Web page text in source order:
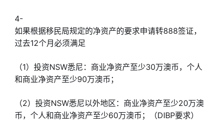
4-
如果根据移民局规定的净资产的要求申请转888签证，
过去12个月必须满足
（1）投资NSW悉尼：商业净资产至少30万澳币，个人
和商业净资产至少90万澳币；
（2）投资NSW悉尼以外地区：商业净资产至少20万澳
币，个人和商业净资产至少60万澳币；（DIBP要求）